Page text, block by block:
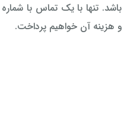
و هزینه آن خواهیم پرداخت.